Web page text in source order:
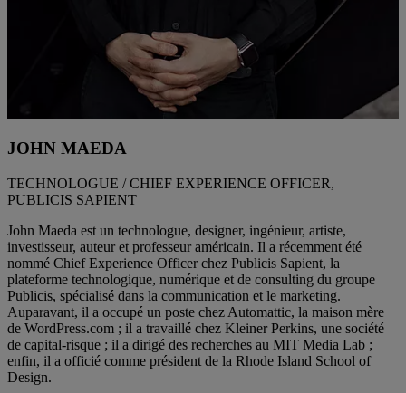
JOHN MAEDA
TECHNOLOGUE / CHIEF EXPERIENCE OFFICER,
PUBLICIS SAPIENT
John Maeda est un technologue, designer, ingénieur, artiste,
investisseur, auteur et professeur américain. Il a récemment été
nommé Chief Experience Officer chez Publicis Sapient, la
plateforme technologique, numérique et de consulting du groupe
Publicis, spécialisé dans la communication et le marketing.
Auparavant, il a occupé un poste chez Automattic, la maison mère
de WordPress.com ; il a travaillé chez Kleiner Perkins, une société
de capital-risque ; il a dirigé des recherches au MIT Media Lab ;
enfin, il a officié comme président de la Rhode Island School of
Design.